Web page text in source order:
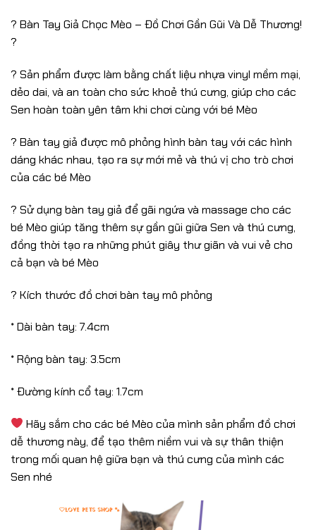
? Bàn Tay Giả Chọc Mèo – Đồ Chơi Gần Gũi Và Dễ Thương!
?
? Sản phẩm được làm bằng chất liệu nhựa vinyl mềm mại,
dẻo dai, và an toàn cho sức khoẻ thú cưng, giúp cho các
Sen hoàn toàn yên tâm khi chơi cùng với bé Mèo
? Bàn tay giả được mô phỏng hình bàn tay với các hình
dáng khác nhau, tạo ra sự mới mẻ và thú vị cho trò chơi
của các bé Mèo
? Sử dụng bàn tay giả để gãi ngứa và massage cho các
bé Mèo giúp tăng thêm sự gần gũi giữa Sen và thú cưng,
đồng thời tạo ra những phút giây thư giãn và vui vẻ cho
cả bạn và bé Mèo
? Kích thước đồ chơi bàn tay mô phỏng
* Dài bàn tay: 7.4cm
* Rộng bàn tay: 3.5cm
* Đường kính cổ tay: 1.7cm
Hãy sắm cho các bé Mèo của mình sản phẩm đồ chơi
dễ thương này, để tạo thêm niềm vui và sự thân thiện
trong mối quan hệ giữa bạn và thú cưng của mình các
Sen nhé